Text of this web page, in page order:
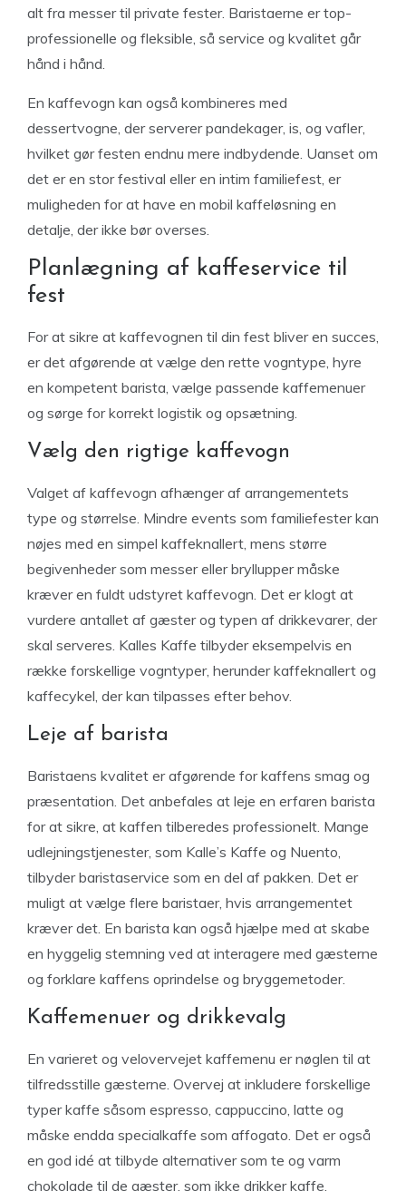
alt fra messer til private fester. Baristaerne er top-
professionelle og fleksible, så service og kvalitet går
hånd i hånd.
En kaffevogn kan også kombineres med
dessertvogne, der serverer pandekager, is, og vafler,
hvilket gør festen endnu mere indbydende. Uanset om
det er en stor festival eller en intim familiefest, er
muligheden for at have en mobil kaffeløsning en
detalje, der ikke bør overses.
Planlægning af kaffeservice til
fest
For at sikre at kaffevognen til din fest bliver en succes,
er det afgørende at vælge den rette vogntype, hyre
en kompetent barista, vælge passende kaffemenuer
og sørge for korrekt logistik og opsætning.
Vælg den rigtige kaffevogn
Valget af kaffevogn afhænger af arrangementets
type og størrelse. Mindre events som familiefester kan
nøjes med en simpel kaffeknallert, mens større
begivenheder som messer eller bryllupper måske
kræver en fuldt udstyret kaffevogn. Det er klogt at
vurdere antallet af gæster og typen af drikkevarer, der
skal serveres. Kalles Kaffe tilbyder eksempelvis en
række forskellige vogntyper, herunder kaffeknallert og
kaffecykel, der kan tilpasses efter behov.
Leje af barista
Baristaens kvalitet er afgørende for kaffens smag og
præsentation. Det anbefales at leje en erfaren barista
for at sikre, at kaffen tilberedes professionelt. Mange
udlejningstjenester, som Kalle’s Kaffe og Nuento,
tilbyder baristaservice som en del af pakken. Det er
muligt at vælge flere baristaer, hvis arrangementet
kræver det. En barista kan også hjælpe med at skabe
en hyggelig stemning ved at interagere med gæsterne
og forklare kaffens oprindelse og bryggemetoder.
Kaffemenuer og drikkevalg
En varieret og velovervejet kaffemenu er nøglen til at
tilfredsstille gæsterne. Overvej at inkludere forskellige
typer kaffe såsom espresso, cappuccino, latte og
måske endda specialkaffe som affogato. Det er også
en god idé at tilbyde alternativer som te og varm
chokolade til de gæster, som ikke drikker kaffe.